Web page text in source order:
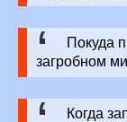
Покуда
загробном
Когда